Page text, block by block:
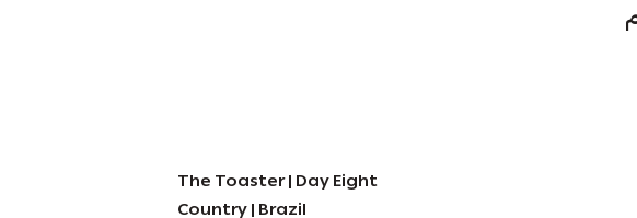
The Toaster | Day Eight
Country | Brazil